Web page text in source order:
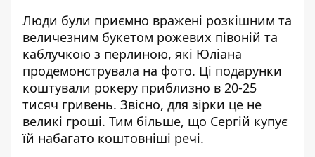
Люди були приємно вражені розкішним та
величезним букетом рожевих півоній та
каблучкою з перлиною, які Юліана
продемонструвала на фото. Ці подарунки
коштували рокеру приблизно в 20-25
тисяч гривень. Звісно, для зірки це не
великі гроші. Тим більше, що Сергій купує
їй набагато коштовніші речі.